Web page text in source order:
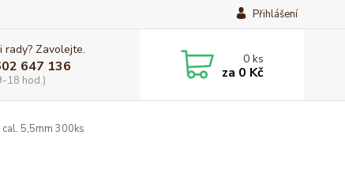
Přihlášení
rady? Zavolejte.
647 136
18 hod.)
0ks
za 0 Kč
5,5mm 300ks